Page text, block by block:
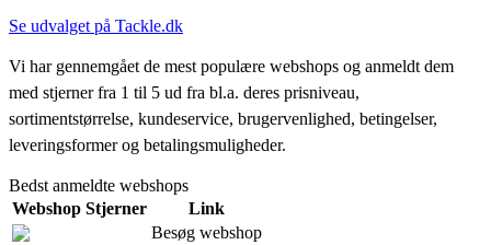
Se udvalget på Tackle.dk
Vi har gennemgået de mest populære webshops og anmeldt dem
med stjerner fra 1 til 5 ud fra bl.a. deres prisniveau,
sortimentstørrelse, kundeservice, brugervenlighed, betingelser,
leveringsformer og betalingsmuligheder.
Bedst anmeldte webshops
Webshop Stjerner
Link
Besøg webshop